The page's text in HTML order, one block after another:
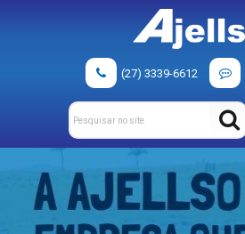
(27) 3339-6612